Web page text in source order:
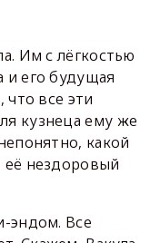
Им с лёгкостью
и его будущая
что все эти
кузнеца ему же
какой
её нездоровый
эндом. Все